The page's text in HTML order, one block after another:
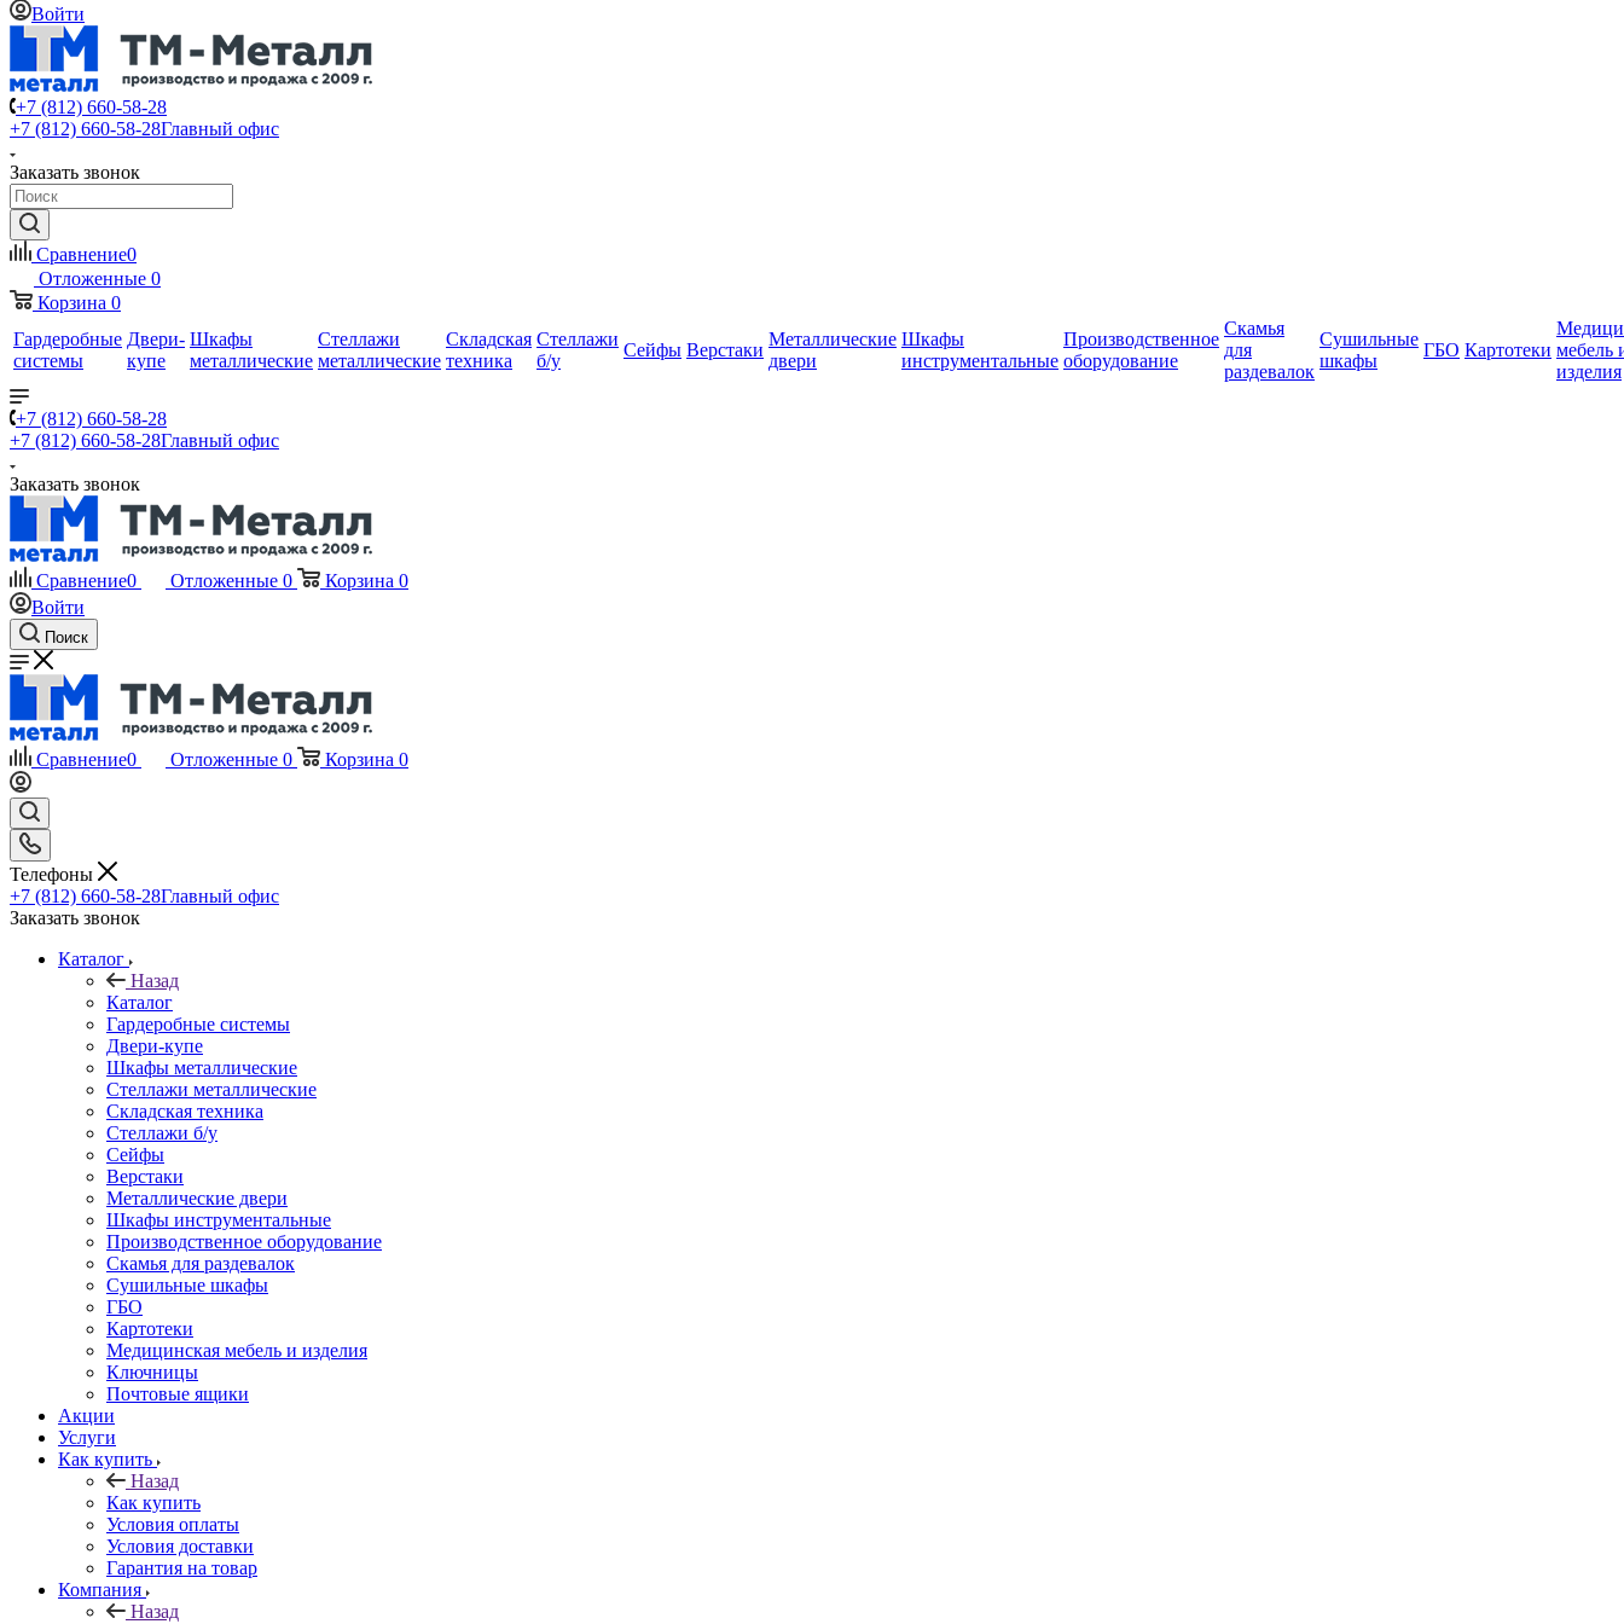
Войти
+7 (812) 660-58-28
+7 (812) 660-58-28Главный офис
Заказать звонок
Сравнение0
Отложенные 0
Корзина 0
Гардеробные
системы
Двери-
купе
Шкафы
металлические
Стеллажи
металлические
Складская
техника
Стеллажи
б/у
Сейфы Верстаки
Металлические
двери
Шкафы
инструментальные
Производственное
оборудование
Скамья
для
раздевалок
Сушильные
шкафы
ГБО Картотеки мебель
изделия
+7 (812) 660-58-28
+7 (812) 660-58-28Главный офис
Заказать звонок
Сравнение0 Отложенные 0 Корзина 0
Войти
Поиск
Сравнение0 Отложенные 0 Корзина 0
Телефоны
+7 (812) 660-58-28Главный офис
Заказать звонок
Каталог
Назад
Каталог
Гардеробные системы
Двери-купе
Шкафы металлические
Стеллажи металлические
Складская техника
Стеллажи б/у
Сейфы
Верстаки
Металлические двери
Шкафы инструментальные
Производственное оборудование
Скамья для раздевалок
Сушильные шкафы
ГБО
Картотеки
Медицинская мебель и изделия
Ключницы
Почтовые ящики
Акции
Услуги
Как купить
Назад
Как купить
Условия оплаты
Условия доставки
Гарантия на товар
Компания
Назад